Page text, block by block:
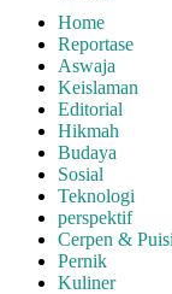
Home
Reportase
Aswaja
Keislaman
Editorial
Hikmah
Budaya
Sosial
Teknologi
perspektif
Cerpen & Puisi
Pernik
Kuliner